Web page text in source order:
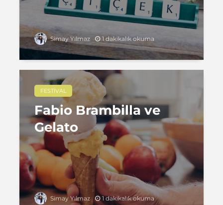
Simay Yılmaz 1 dakikalık okuma
FESTIVAL
Fabio Brambilla ve
Gelato
Simay Yılmaz 1 dakikalık okuma